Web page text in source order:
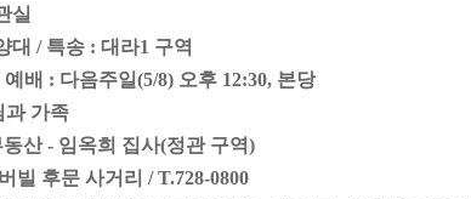
실
대 / 특송 : 대라1 구역
배 : 다음주일(5/8) 오후 12:30, 본당
과 가족
산 - 임옥희 집사(정관 구역)
후문 사거리 / T.728-0800